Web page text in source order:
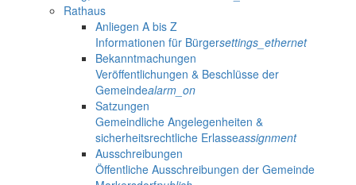
Rathaus
Anliegen A bis Z
Informationen für Bürgersettings_ethernet
Bekanntmachungen
Veröffentlichungen & Beschlüsse der
Gemeindealarm_on
Satzungen
Gemeindliche Angelegenheiten &
sicherheitsrechtliche Erlasseassignment
Ausschreibungen
Öffentliche Ausschreibungen der Gemeinde